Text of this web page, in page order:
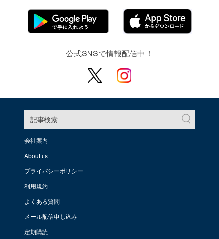
公式SNSで情報配信中！
記事検索
会社案内
About us
プライバシーポリシー
利用規約
よくある質問
メール配信申し込み
定期購読